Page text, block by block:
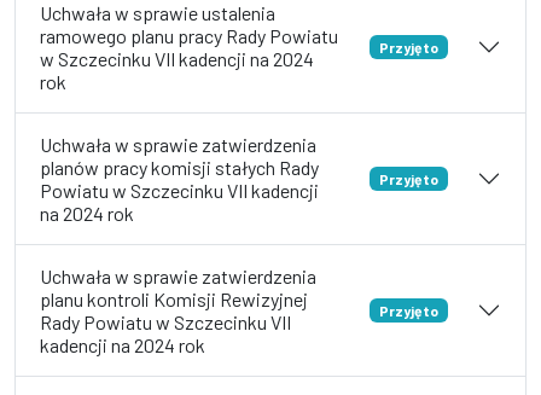
Uchwała w sprawie ustalenia
ramowego planu pracy Rady Powiatu
w Szczecinku VII kadencji na 2024
rok
Przyjęto
Uchwała w sprawie zatwierdzenia
planów pracy komisji stałych Rady
Powiatu w Szczecinku VII kadencji
na 2024 rok
Przyjęto
Uchwała w sprawie zatwierdzenia
planu kontroli Komisji Rewizyjnej
Rady Powiatu w Szczecinku VII
kadencji na 2024 rok
Przyjęto